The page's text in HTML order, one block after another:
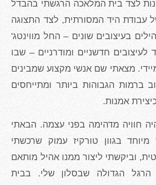
לצד בית המלאכה הרגשתי בהבדל
עבודת היד המסורתית, לצד התצוגה
בעיצובים שונים – החל מווינטג'
לעיצובים חדשניים ומודרניים – שבו
מצאתי שם אנשי מקצוע שמבינים
ברמות הגבוהות ביותר ומתייחסים
אמנות.
חוויה מדהימה בפני עצמה. הבאתי
מיוחד בגוון טורקיז עמוק שרכשתי
וביקשתי ליצור ממנו אהיל מותאם
הרגל הגדולה שבסלון שלי. בבית